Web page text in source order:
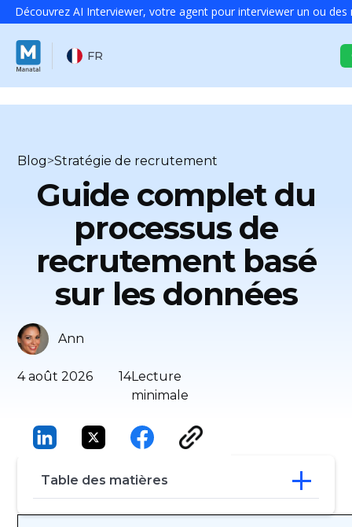
Découvrez AI Interviewer, votre agent pour interviewer un ou des
FR
Blog>Stratégie de recrutement
Guide complet du
processus de
recrutement basé
sur les données
4 août 2026 14Lecture
minimale
Ann
Table des matières